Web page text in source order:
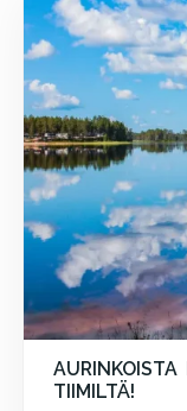
AURINKOISTA
TIIMILTÄ!